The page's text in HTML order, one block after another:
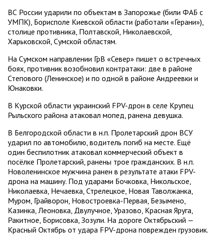
ВС России ударили по объектам в Запорожье (били ФАБ с
УМПК), Борисполе Киевской области (работали «Герани»),
столице противника, Полтавской, Николаевской,
Харьковской, Сумской областям.
На Сумском направлении ГрВ «Север» пишет о встречных
боях, противник возобновил контратаки: две в районе
Степового (Ленинское) и по одной в районе Андреевки и
Юнаковки.
В Курской области украинский FPV-дрон в селе Крупец
Рыльского района атаковал мопед, ранена девушка.
В Белгородской области в н.п. Пролетарский дрон ВСУ
ударил по автомобилю, водитель погиб на месте. Ещё
один беспилотник атаковал коммерческий объект в
посёлке Пролетарский, ранены трое гражданских. В н.п.
Новоленинское мужчина ранен в результате атаки FPV-
дрона на машину. Под ударами Бочковка, Никольское,
Николаевка, Нечаевка, Стрелецкое, Новая Таволжанка,
Муром, Грайворон, Новостроевка-Первая, Безымено,
Казинка, Леоновка, Двулучное, Уразово, Красная Яруга,
Ракитное, Борисовка, Зозули. На дороге Октябрьский —
Красный Октябрь от удара FPV-дрона поврежден грузовик.